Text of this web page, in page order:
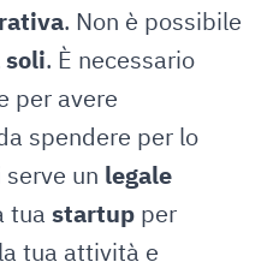
. Non è possibile
. È necessario
per avere
spendere per lo
un legale
tua startup per
tua attività e